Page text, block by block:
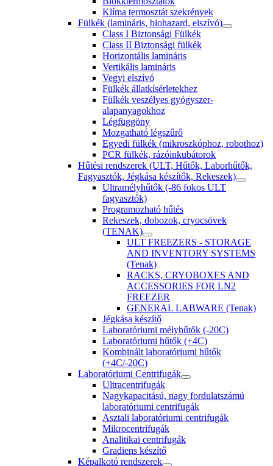
Klíma termosztát szekrények
Fülkék (lamináris, biohazard, elszívó)
Class I Biztonsági Fülkék
Class II Biztonsági fülkék
Horizontális lamináris
Vertikális lamináris
Vegyi elszívó
Fülkék állatkísérletekhez
Fülkék veszélyes gyógyszer-
alapanyagokhoz
Légfüggöny
Mozgatható légszűrő
Egyedi fülkék (mikroszkóphoz, robothoz)
PCR fülkék, rázóinkubátorok
Hűtési rendszerek (ULT, Hűtők, Laborhűtők,
Fagyasztók, Jégkása készítők, Rekeszek)
Ultramélyhűtők (-86 fokos ULT
fagyasztók)
Programozható hűtés
Rekeszek, dobozok, cryocsövek
(TENAK)
ULT FREEZERS - STORAGE
AND INVENTORY SYSTEMS
(Tenak)
RACKS, CRYOBOXES AND
ACCESSORIES FOR LN2
FREEZER
GENERAL LABWARE (Tenak)
Jégkása készítő
Laboratóriumi mélyhűtők (-20C)
Laboratóriumi hűtők (+4C)
Kombinált laboratóriumi hűtők
(+4C/-20C)
Laboratóriumi Centrifugák
Ultracentrifugák
Nagykapacitású, nagy fordulatszámú
laboratóriumi centrifugák
Asztali laboratóriumi centrifugák
Mikrocentrifugák
Analitikai centrifugák
Gradiens készítő
Képalkotó rendszerek